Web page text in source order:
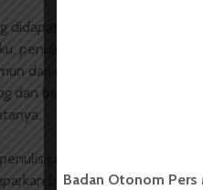
didapatkan kedua penulis
penulis mengatakan bahwa
dari daftar pustaka buku ini
dan beberapa lainnya dari
juga terlihat dalam
beberapa versi akhir
Badan Otonom Pers